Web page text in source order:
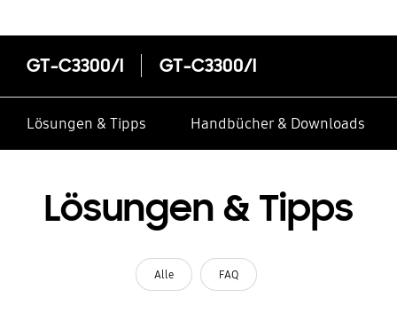
GT-C3300/I GT-C3300/I
Lösungen & Tipps Handbücher & Downloads
Lösungen & Tipps
Alle FAQ